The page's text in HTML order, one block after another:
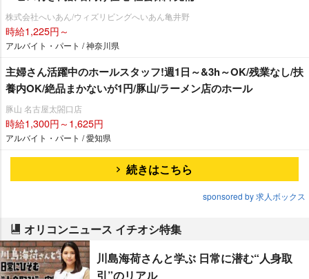
株式会社へいあん/ウィズリビングへいあん亀井野
時給1,225円～
アルバイト・パート / 神奈川県
主婦さん活躍中のホールスタッフ!週1日～&3h～OK/残業なし/扶
養内OK/絶品まかないが1円/豚山/ラーメン店のホール
豚山 名古屋太閤口店
時給1,300円～1,625円
アルバイト・パート / 愛知県
続きはこちら
sponsored by 求人ボックス
オリコンニュース イチオシ特集
川島海荷さんと学ぶ 日常に潜む“人身取
引”のリアル